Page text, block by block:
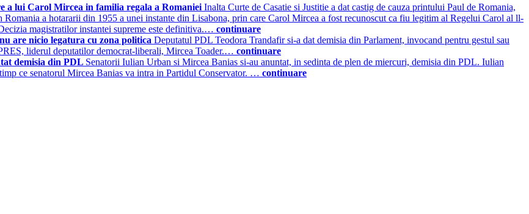
a lui Carol Mircea in familia regala a Romaniei Inalta Curte de Casatie si Justitie a dat castig de cauza printului Paul de Romania,
Romania a hotararii din 1955 a unei instante din Lisabona, prin care Carol Mircea a fost recunoscut ca fiu legitim al Regelui Carol al ll-
magistratilor instantei supreme este definitiva.… continuare
are nicio legatura cu zona politica Deputatul PDL Teodora Trandafir si-a dat demisia din Parlament, invocand pentru gestul sau
liderul deputatilor democrat-liberali, Mircea Toader.… continuare
demisia din PDL Senatorii Iulian Urban si Mircea Banias si-au anuntat, in sedinta de plen de miercuri, demisia din PDL. Iulian
ce senatorul Mircea Banias va intra in Partidul Conservator. … continuare